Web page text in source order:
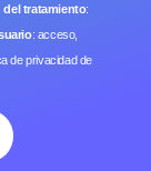
del tratamiento:
: acceso,
de privacidadde